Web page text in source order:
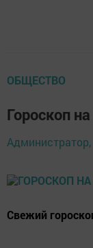
ОБЩЕСТВО
Гороскоп
Администратор,
Свежий